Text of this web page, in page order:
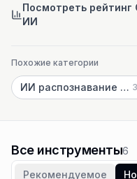
Посмотреть
ИИ
Похожие категории
ИИ распознавание изображений
Все инструменты6
Рекомендуемое